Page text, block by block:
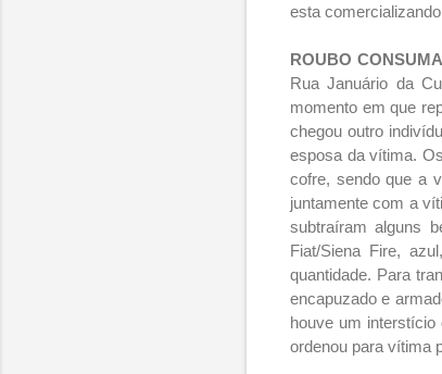
esta
ROUBO
Rua Januário da
momento em que
chegou outro
esposa da vítima.
cofre, sendo que a
juntamente com a
subtraíram alguns
Fiat/Siena Fire,
quantidade. Para
encapuzado e
houve um
ordenou para vítima